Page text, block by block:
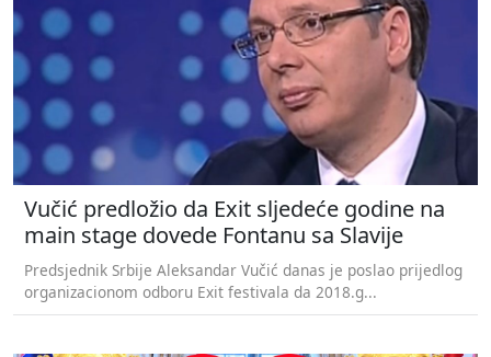
Vučić predložio da Exit sljedeće godine na
main stage dovede Fontanu sa Slavije
Predsjednik Srbije Aleksandar Vučić danas je poslao prijedlog
organizacionom odboru Exit festivala da 2018.g...